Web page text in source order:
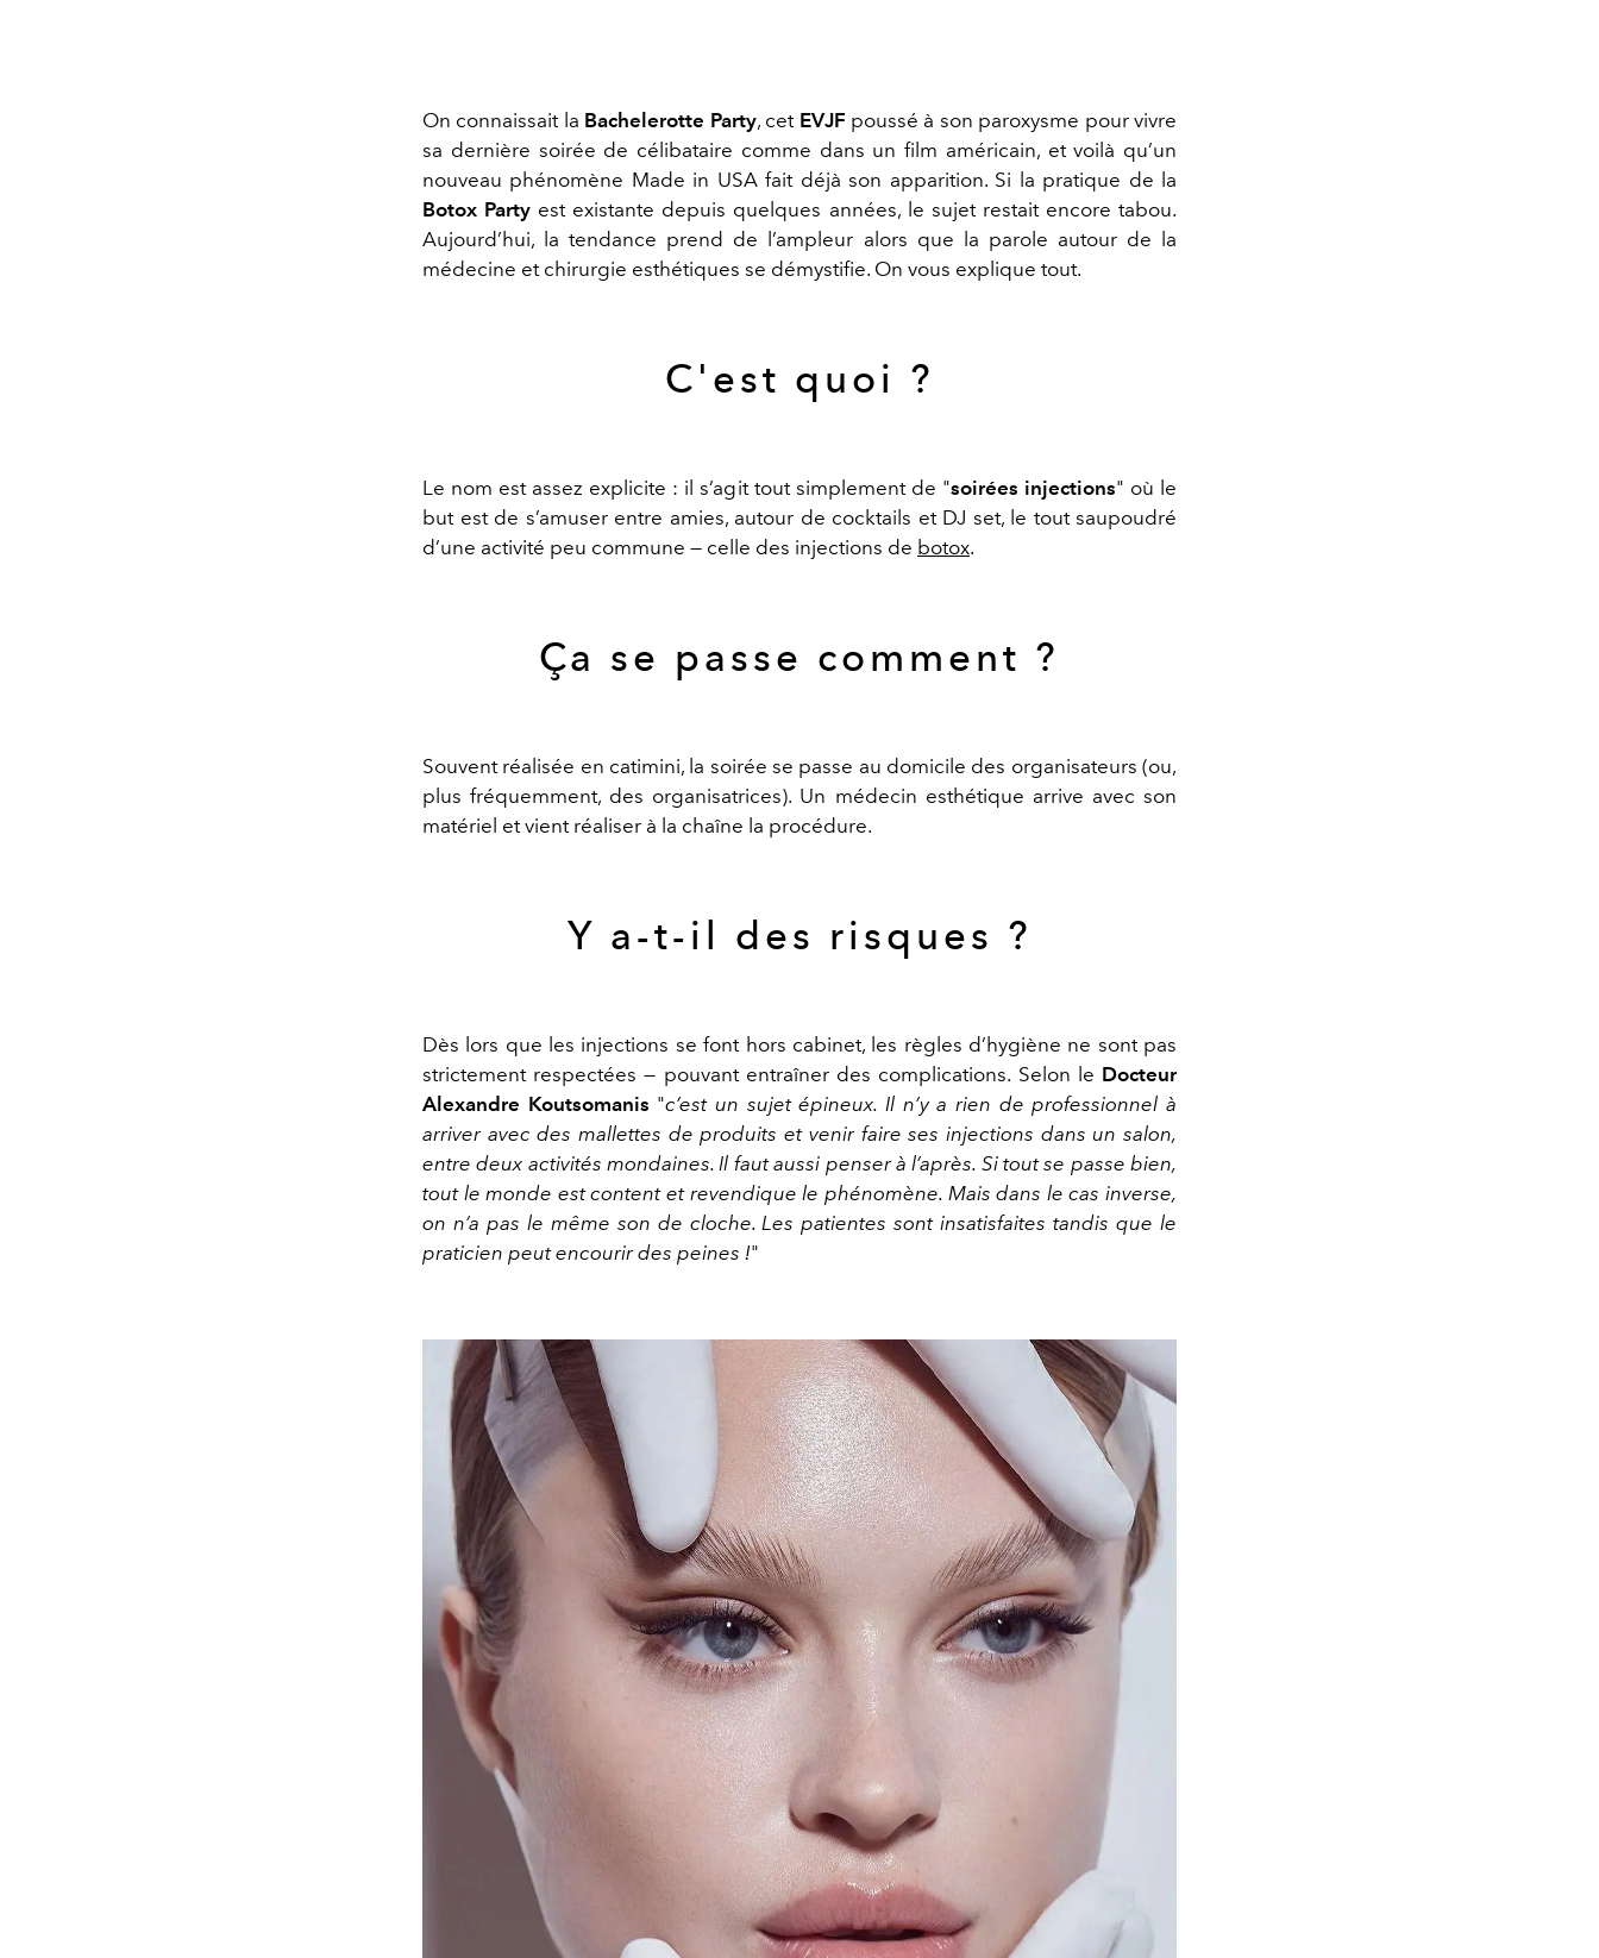
On connaissait la Bachelerotte Party, cet EVJFpoussé à son paroxysme pour vivre
sa dernière soirée de célibataire comme dans un film américain, et voilà qu’un
nouveau phénomène Made in USA fait déjà son apparition. Si la pratique de la
Botox Party est existante depuis quelques années, le sujet restait encore tabou.
Aujourd’hui, la tendance prend de l’ampleur alors que la parole autour de la
médecine et chirurgie esthétiques se démystifie. On vous explique tout.
C'est quoi ?
Le nom est assez explicite : il s’agit tout simplement de "soirées injections" où le
but est de s’amuser entre amies, autour de cocktails et DJ set, le tout saupoudré
d’une activité peu commune — celle des injections de botox.
Ça se passe comment ?
Souvent réalisée en catimini, la soirée se passe au domicile des organisateurs (ou,
plus fréquemment, des organisatrices). Un médecin esthétique arrive avec son
matériel et vient réaliser à la chaîne la procédure.
Y a-t-il des risques ?
Dès lors que les injections se font hors cabinet, les règles d’hygiène ne sont pas
strictement respectées — pouvant entraîner des complications. Selon le Docteur
Alexandre Koutsomanis "c’est un sujet épineux. Il n’y a rien de professionnel à
arriver avec des mallettes de produits et venir faire ses injections dans un salon,
entre deux activités mondaines. Il faut aussi penser à l’après. Si tout se passe bien,
tout le monde est content et revendique le phénomène. Mais dans le cas inverse,
on n’a pas le même son de cloche. Les patientes sont insatisfaites tandis que le
praticien peut encourir des peines !"